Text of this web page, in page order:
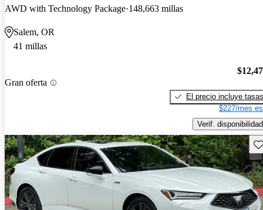
AWD with Technology Package 148,663 millas
Salem, OR
41 millas
Gran oferta
El precio incluye tasas
$227/mes
Verif. disponibilidad